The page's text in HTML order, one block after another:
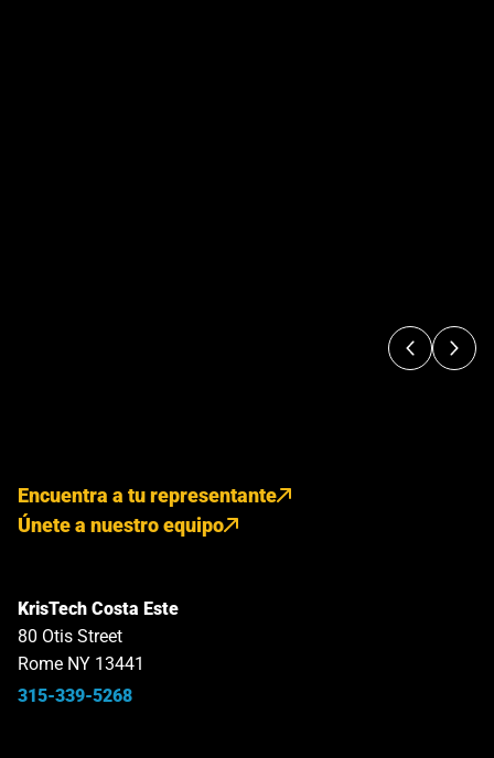
Encuentra a tu representante
Únete a nuestro equipo
KrisTech Costa Este
80 Otis Street
Rome NY 13441
315-339-5268